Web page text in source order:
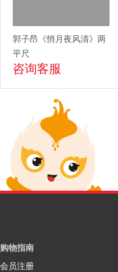
郭子昂《悄月夜风清》两
平尺
咨询客服
购物指南
会员注册